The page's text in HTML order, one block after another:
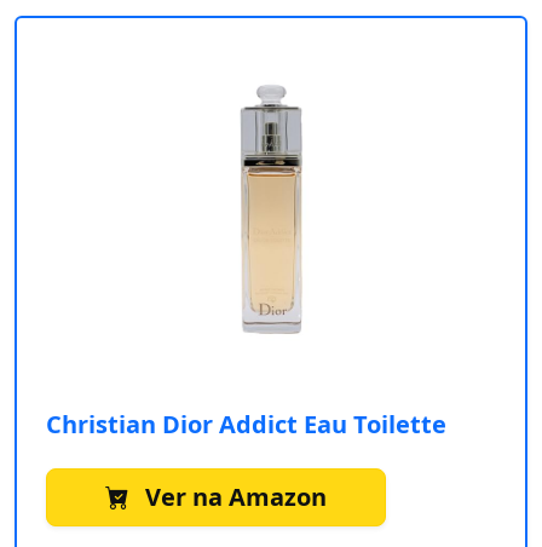
Christian Dior Addict Eau Toilette
Ver na Amazon